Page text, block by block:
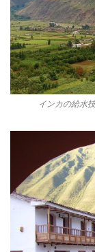
インカの給水